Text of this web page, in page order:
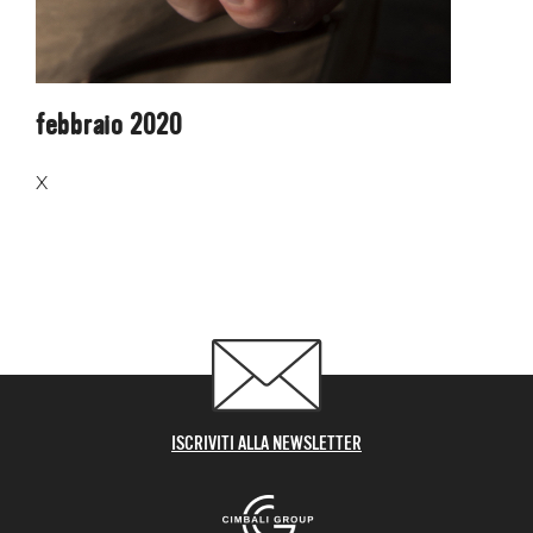
febbraio 2020
X
ISCRIVITI ALLA NEWSLETTER